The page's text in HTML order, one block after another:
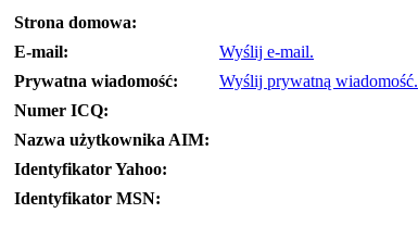
Strona domowa:
E-mail:
Wyślij e-mail.
Prywatna wiadomość:
Wyślij prywatną wiadomość.
Numer ICQ:
Nazwa użytkownika AIM:
Identyfikator Yahoo:
Identyfikator MSN: